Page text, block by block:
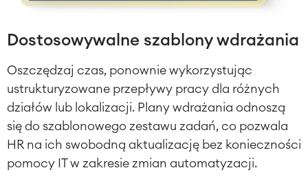
Dostosowywalne szablony wdrażania
Oszczędzaj czas, ponownie wykorzystując
ustrukturyzowane przepływy pracy dla różnych
działów lub lokalizacji. Plany wdrażania odnoszą
się do szablonowego zestawu zadań, co pozwala
HR na ich swobodną aktualizację bez konieczności
pomocy IT w zakresie zmian automatyzacji.